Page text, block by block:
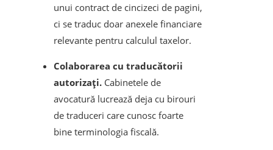
unui contract de cincizeci de pagini,
ci se traduc doar anexele financiare
relevante pentru calculul taxelor.
Colaborarea cu traducătorii
autorizați. Cabinetele de
avocatură lucrează deja cu birouri
de traduceri care cunosc foarte
bine terminologia fiscală.